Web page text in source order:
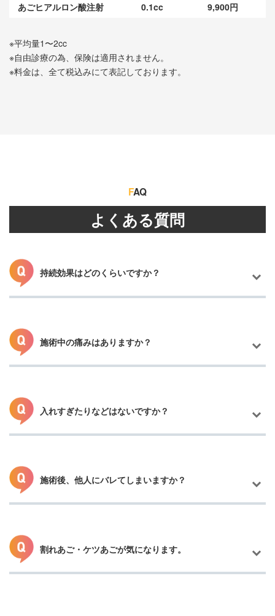
あごヒアルロン酸注射
0.1cc 9,900円
※平均量1〜2cc
※自由診療の為、保険は適用されません。
※料金は、全て税込みにて表記しております。
FAQ
よくある質問
持続効果はどのくらいですか？
個人差もございますが、半年～1年以上かけて徐々に吸収されるも
のになります。
施術中の痛みはありますか？
注射のチクリとした痛みがあります。
十分にあごを冷やしてから注入していきますのでご安心くださ
入れすぎたりなどはないですか？
実際に診させていただいて院長が注入量を決めておりますので入
れすぎることはございません。
施術後、他人にバレてしまいますか？
ダウンタイムもあまりない施術になりますので、バレにくいと思
います。
割れあご・ケツあごが気になります。